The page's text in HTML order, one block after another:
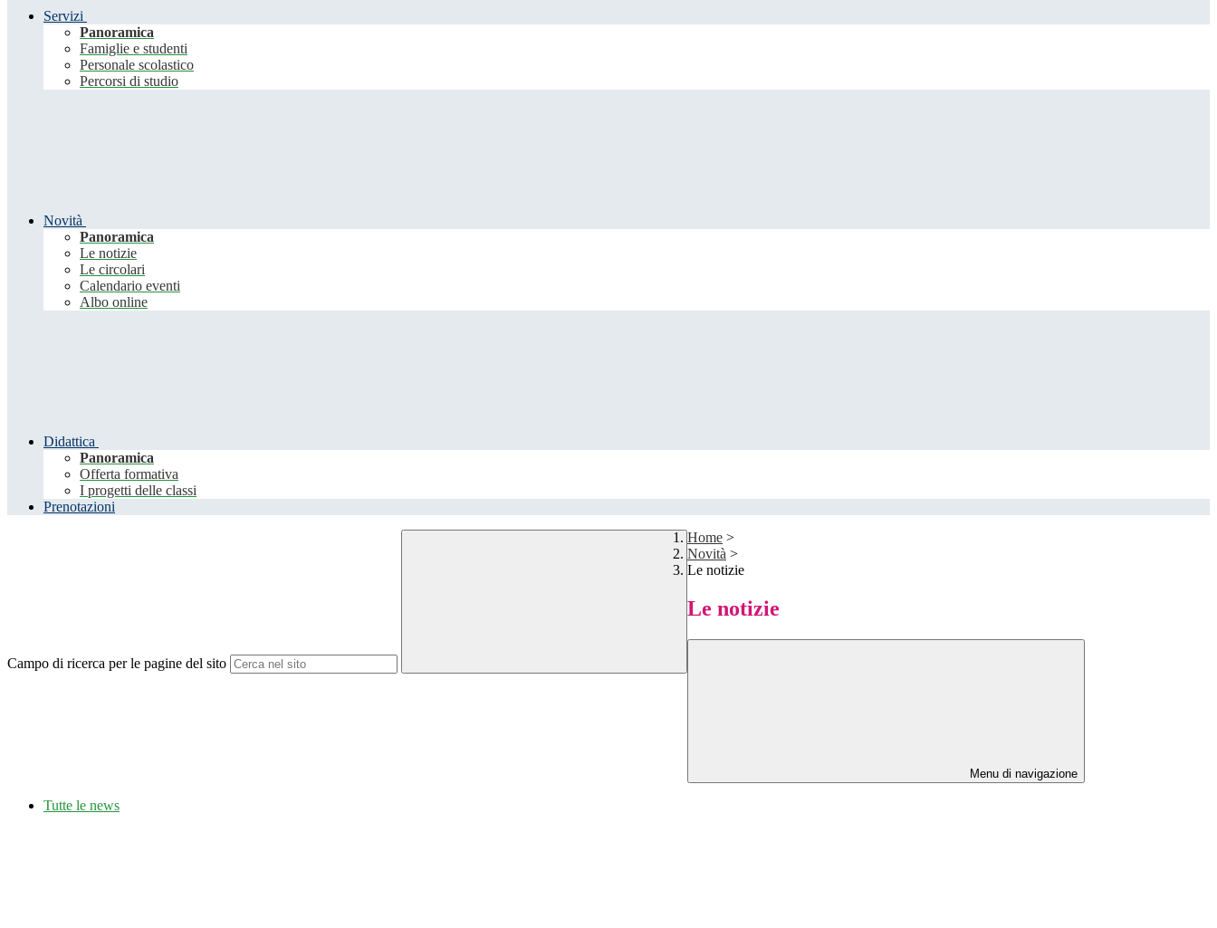
Servizi
Panoramica
Famiglie e studenti
Personale scolastico
Percorsi di studio
Novità
Panoramica
Le notizie
Le circolari
Calendario eventi
Albo online
Didattica
Panoramica
Offerta formativa
I progetti delle classi
Prenotazioni
Campo di ricerca per le pagine del sito
Home >
Novità >
Le notizie
Le notizie
Menu di navigazione
Tutte le news